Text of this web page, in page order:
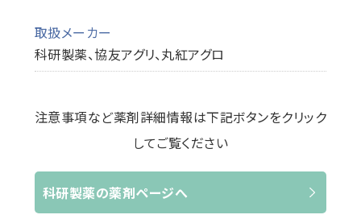
取扱メーカー
科研製薬、協友アグリ、丸紅アグロ
注意事項など薬剤詳細情報は下記ボタンをクリック
してご覧ください
科研製薬の薬剤ページへ